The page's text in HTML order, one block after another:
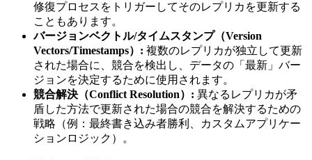
修復プロセスをトリガーしてそのレプリカを更新する
こともあります。
バージョンベクトル/タイムスタンプ（Version
Vectors/Timestamps）: 複数のレプリカが独立して更新
された場合に、競合を検出し、データの「最新」バー
ジョンを決定するために使用されます。
競合解決（Conflict Resolution）: 異なるレプリカが矛
盾した方法で更新された場合の競合を解決するための
戦略（例：最終書き込み者勝利、カスタムアプリケー
ションロジック）。